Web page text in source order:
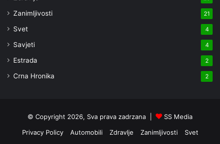
Zanimljivosti 21
Svet 4
Savjeti 4
Estrada 2
Crna Hronika 2
© Copyright 2026, Sva prava zadrzana |
SS Media
Privacy Policy
Automobili Zdravlje Zanimljivosti Svet